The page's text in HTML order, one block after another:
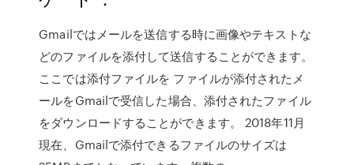
Gmailではメールを送信する時に画像やテキストな
どのファイルを添付して送信することができます。
ここでは添付ファイルを ファイルが添付されたメ
ールをGmailで受信した場合、添付されたファイル
をダウンロードすることができます。 2018年11月
現在、Gmailで添付できるファイルのサイズは